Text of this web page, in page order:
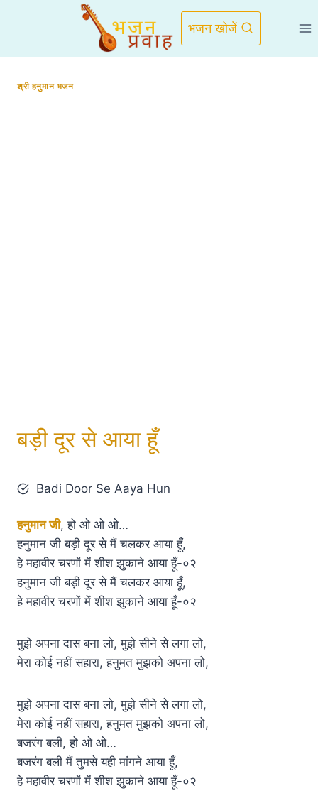
भजन खोजें
श्री हनुमान भजन
बड़ी दूर से आया हूँ
Badi Door Se Aaya Hun
हनुमान जी, हो ओ ओ ओ…
हनुमान जी बड़ी दूर से मैं चलकर आया हूँ,
हे महावीर चरणों में शीश झुकाने आया हूँ-०२
हनुमान जी बड़ी दूर से मैं चलकर आया हूँ,
हे महावीर चरणों में शीश झुकाने आया हूँ-०२
मुझे अपना दास बना लो, मुझे सीने से लगा लो,
मेरा कोई नहीं सहारा, हनुमत मुझको अपना लो,
मुझे अपना दास बना लो, मुझे सीने से लगा लो,
मेरा कोई नहीं सहारा, हनुमत मुझको अपना लो,
बजरंग बली, हो ओ ओ…
बजरंग बली मैं तुमसे यही मांगने आया हूँ,
हे महावीर चरणों में शीश झुकाने आया हूँ-०२